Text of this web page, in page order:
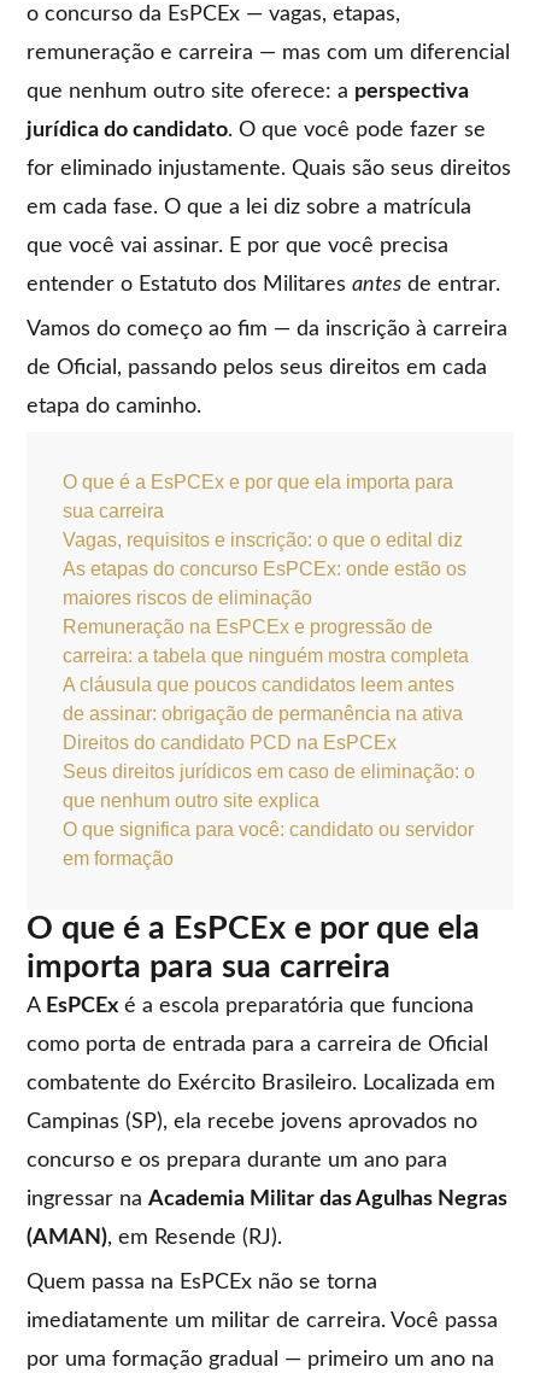
o concurso da EsPCEx — vagas, etapas,
remuneração e carreira — mas com um diferencial
que nenhum outro site oferece: a perspectiva
jurídica do candidato. O que você pode fazer se
for eliminado injustamente. Quais são seus direitos
em cada fase. O que a lei diz sobre a matrícula
que você vai assinar. E por que você precisa
entender o Estatuto dos Militaresantes de entrar.
Vamos do começo ao fim — da inscrição à carreira
de Oficial, passando pelos seus direitos em cada
etapa do caminho.
O que é a EsPCEx e por que ela importa para
sua carreira
Vagas, requisitos e inscrição: o que o edital diz
As etapas do concurso EsPCEx: onde estão os
maiores riscos de eliminação
Remuneração na EsPCEx e progressão de
carreira: a tabela que ninguém mostra completa
A cláusula que poucos candidatos leem antes
de assinar: obrigação de permanência na ativa
Direitos do candidato PCD na EsPCEx
Seus direitos jurídicos em caso de eliminação: o
que nenhum outro site explica
O que significa para você: candidato ou servidor
em formação
O que é a EsPCEx e por que ela
importa para sua carreira
A EsPCEx é a escola preparatória que funciona
como porta de entrada para a carreira de Oficial
combatente do Exército Brasileiro. Localizada em
Campinas (SP), ela recebe jovens aprovados no
concurso e os prepara durante um ano para
ingressar naAcademia Militar das Agulhas Negras
(AMAN), em Resende (RJ).
Quem passa na EsPCEx não se torna
imediatamente um militar de carreira. Você passa
por uma formação gradual — primeiro um ano na